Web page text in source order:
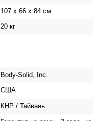
107 х 66 х 84 см
20 кг
Body-Solid, Inc.
США
КНР / Тайвань